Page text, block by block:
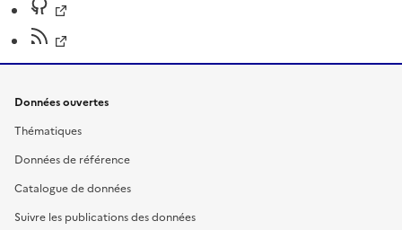
Données ouvertes
Thématiques
Données de référence
Catalogue de données
Suivre les publications des données